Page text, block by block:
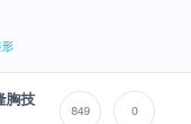
胸技
849 0